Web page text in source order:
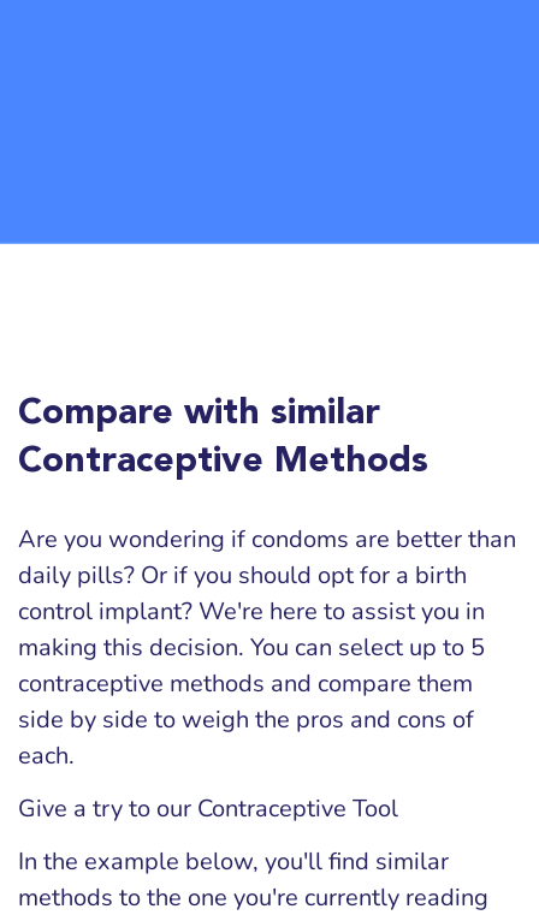
Compare with similar
Contraceptive Methods
Are you wondering if condoms are better than
daily pills? Or if you should opt for a birth
control implant? We're here to assist you in
making this decision. You can select up to 5
contraceptive methods and compare them
side by side to weigh the pros and cons of
each.
Give a try to our Contraceptive Tool
In the example below, you'll find similar
methods to the one you're currently reading